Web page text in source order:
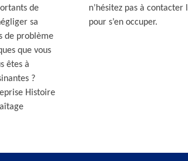
de
sa
de problème
que vous
êtes à
?
Histoire
n’hésitez pas à
pour s’en occuper.